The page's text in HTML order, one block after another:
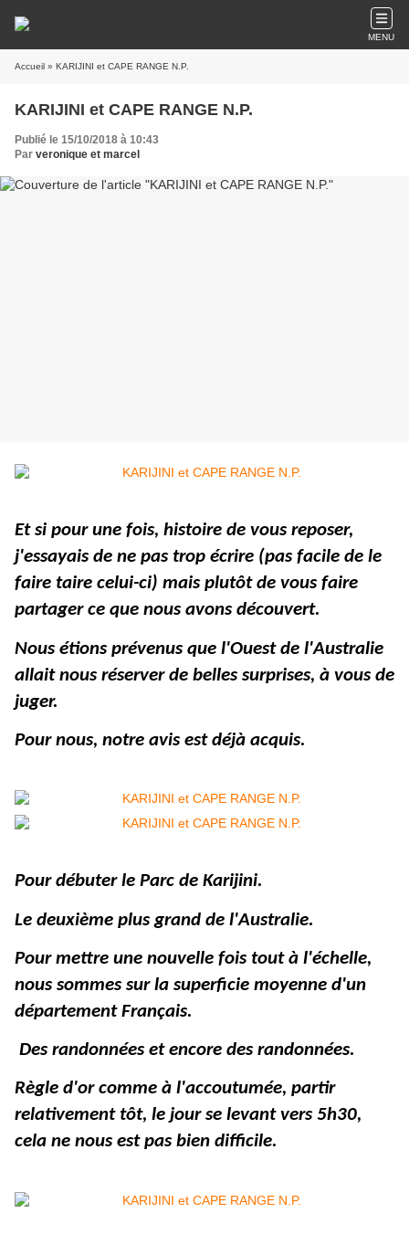
MENU
Accueil » KARIJINI et CAPE RANGE N.P.
KARIJINI et CAPE RANGE N.P.
Publié le 15/10/2018 à 10:43
Par veronique et marcel
Et si pour une fois, histoire de vous reposer,
j'essayais de ne pas trop écrire (pas facile de le
faire taire celui-ci) mais plutôt de vous faire
partager ce que nous avons découvert.
Nous étions prévenus que l'Ouest de l'Australie
allait nous réserver de belles surprises, à vous de
juger.
Pour nous, notre avis est déjà acquis.
Pour débuter le Parc de Karijini.
Le deuxième plus grand de l'Australie.
Pour mettre une nouvelle fois tout à l'échelle,
nous sommes sur la superficie moyenne d'un
département Français.
Des randonnées et encore des randonnées.
Règle d'or comme à l'accoutumée, partir
relativement tôt, le jour se levant vers 5h30,
cela ne nous est pas bien difficile.